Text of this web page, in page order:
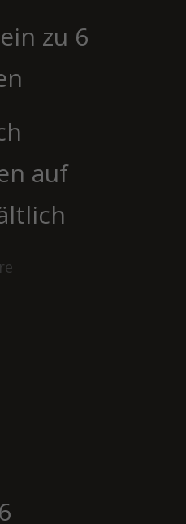
zu 6
auf